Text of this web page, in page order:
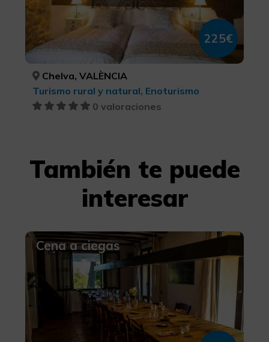
225€
Chelva, VALÈNCIA
Turismo rural y natural, Enoturismo
0 valoraciones
También te puede
interesar
Cena a ciegas